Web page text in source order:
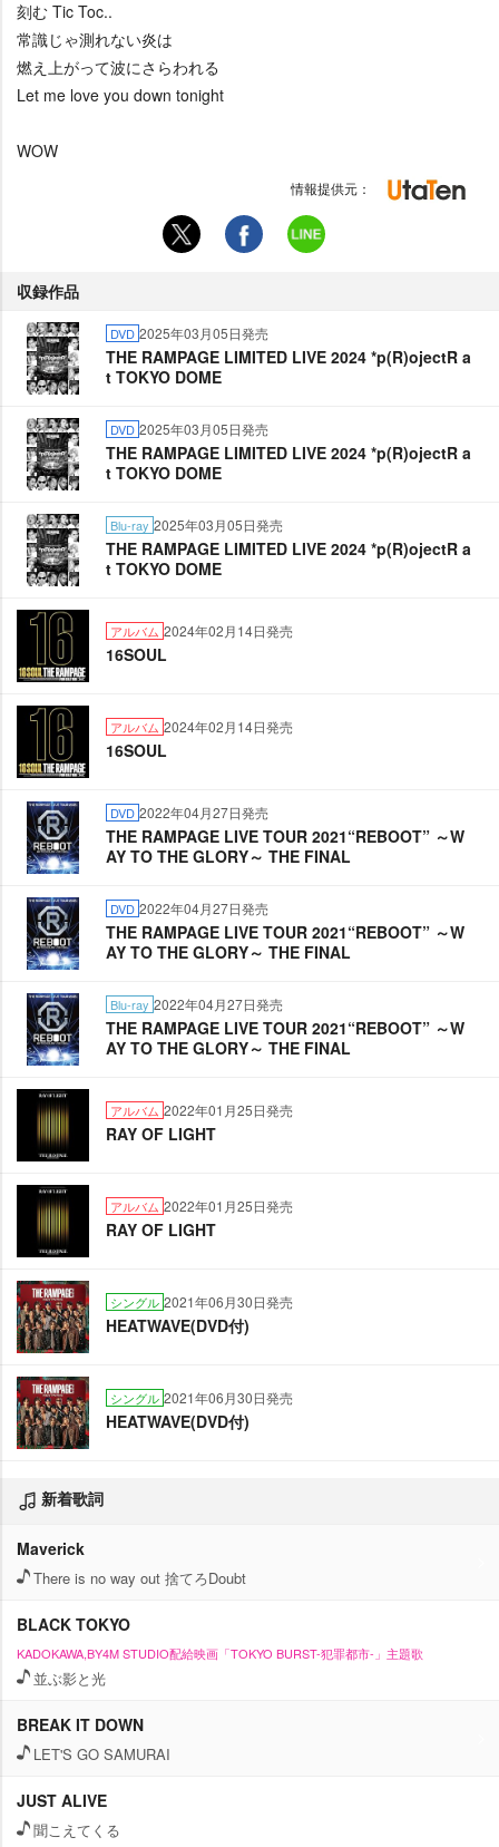
刻む Tic Toc..
常識じゃ測れない炎は
燃え上がって波にさらわれる
Let me love you down tonight
WOW
情報提供元：
収録作品
DVD 2025年03月05日発売
THE RAMPAGE LIMITED LIVE 2024 *p(R)ojectR a
t TOKYO DOME
DVD 2025年03月05日発売
THE RAMPAGE LIMITED LIVE 2024 *p(R)ojectR a
t TOKYO DOME
Blu-ray 2025年03月05日発売
THE RAMPAGE LIMITED LIVE 2024 *p(R)ojectR a
t TOKYO DOME
アルバム 2024年02月14日発売
16SOUL
アルバム 2024年02月14日発売
16SOUL
DVD 2022年04月27日発売
THE RAMPAGE LIVE TOUR 2021“REBOOT” ～W
AY TO THE GLORY～ THE FINAL
DVD 2022年04月27日発売
THE RAMPAGE LIVE TOUR 2021“REBOOT” ～W
AY TO THE GLORY～ THE FINAL
Blu-ray 2022年04月27日発売
THE RAMPAGE LIVE TOUR 2021“REBOOT” ～W
AY TO THE GLORY～ THE FINAL
アルバム 2022年01月25日発売
RAY OF LIGHT
アルバム 2022年01月25日発売
RAY OF LIGHT
シングル 2021年06月30日発売
HEATWAVE(DVD付)
シングル 2021年06月30日発売
HEATWAVE(DVD付)
新着歌詞
Maverick
There is no way out 捨てろDoubt
BLACK TOKYO
KADOKAWA,BY4M STUDIO配給映画「TOKYO BURST-犯罪都市-」主題歌
並ぶ影と光
BREAK IT DOWN
LET'S GO SAMURAI
JUST ALIVE
聞こえてくる